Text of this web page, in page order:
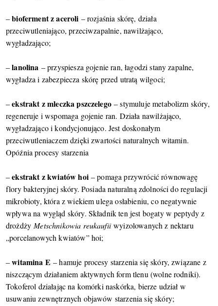
–bioferment z aceroli – rozjaśnia skórę, działa
przeciwutleniająco, przeciwzapalnie, nawilżająco,
wygładzająco;
–lanolina – przyspiesza gojenie ran, łagodzi stany zapalne,
wygładza i zabezpiecza skórę przed utratą wilgoci;
–ekstrakt z mleczka pszczelego– stymuluje metabolizm skóry,
regeneruje i wspomaga gojenie ran. Działa nawilżająco,
wygładzająco i kondycjonująco. Jest doskonałym
przeciwutleniaczem dzięki zwartości naturalnych witamin.
Opóźnia procesy starzenia
–ekstrakt z kwiatów hoi– pomaga przywrócić równowagę
flory bakteryjnej skóry. Posiada naturalną zdolności do regulacji
mikrobioty, która z wiekiem ulega osłabieniu, co negatywnie
wpływa na wygląd skóry. Składnik ten jest bogaty w peptydy z
drożdżyMetschnikowia reukaufiiwyizolowanych z nektaru
„porcelanowych kwiatów” hoi;
–witamina E – hamuje procesy starzenia się skóry, związane z
niszczącym działaniem aktywnych form tlenu (wolne rodniki).
Tokoferol działając na komórki naskórka, bierze udział w
usuwaniu zewnętrznych objawów starzenia się skóry;